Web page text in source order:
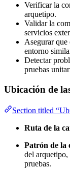
Verificar la
arquetipo.
Validar la
servicios
Asegurar que
entorno
Detectar
pruebas
Ubicación de
Section titled
Ruta de la
Patrón de la
del arquetipo,
pruebas.